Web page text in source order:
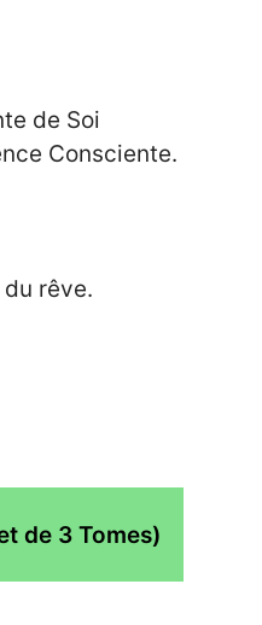
de Soi
Consciente.
rêve.
de 3 Tomes)